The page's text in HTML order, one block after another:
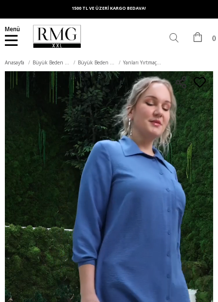
1500 TL VE ÜZERİ KARGO BEDAVA!
Menü
Anasayfa Büyük Beden Üst Giyim Büyük Beden Gömlek Yanları Yırtmaç Detaylı Büyük Beden Lacivert Gömlek